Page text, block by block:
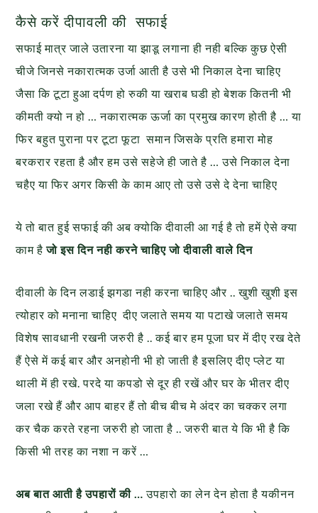
कैसे करें दीपावली की सफाई
सफाई मात्र जाले उतारना या झाडू लगाना ही नही बल्कि कुछ ऐसी
चीजे जिनसे नकारात्मक उर्जा आती है उसे भी निकाल देना चाहिए
जैसा कि टूटा हुआ दर्पण हो रुकी या खराब घडी हो बेशक कितनी भी
कीमती क्यो न हो … नकारात्मक ऊर्जा का प्रमुख कारण होती है … या
फिर बहुत पुराना पर टूटा फूटा समान जिसके प्रति हमारा मोह
बरकरार रहता है और हम उसे सहेजे ही जाते है … उसे निकाल देना
चहैए या फिर अगर किसी के काम आए तो उसे उसे दे देना चाहिए
ये तो बात हुई सफाई की अब क्योकि दीवाली आ गई है तो हमें ऐसे क्या
काम हैजो इस दिन नही करने चाहिए जो दीवाली वाले दिन
दीवाली के दिन लडाई झगडा नही करना चाहिए और .. खुशी खुशी इस
त्योहार को मनाना चाहिए दीए जलाते समय या पटाखे जलाते समय
विशेष सावधानी रखनी जरुरी है .. कई बार हम पूजा घर में दीए रख देते
हैं ऐसे में कई बार और अनहोनी भी हो जाती है इसलिए दीए प्लेट या
थाली में ही रखे. परदे या कपडो से दूर ही रखें और घर के भीतर दीए
जला रखे हैं और आप बाहर हैं तो बीच बीच मे अंदर का चक्कर लगा
कर चैक करते रहना जरुरी हो जाता है .. जरुरी बात ये कि भी है कि
किसी भी तरह का नशा न करें …
अब बात आती है उपहारों की … उपहारो का लेन देन होता है यकीनन